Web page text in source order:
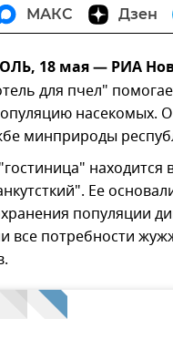
МАКС Дзен
18 мая — РИА
для пчел"
насекомых.
минприроды
находится
Ее
популяции
все потребности